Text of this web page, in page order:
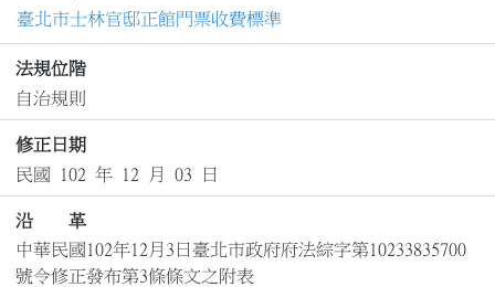
臺北市士林官邸正館門票收費標準
法規位階
自治規則
修正日期
民國 102 年 12 月 03 日
沿 革
中華民國102年12月3日臺北市政府府法綜字第10233835700
號令修正發布第3條條文之附表